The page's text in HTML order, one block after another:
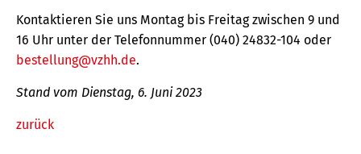
Kontaktieren Sie uns Montag bis Freitag zwischen 9 und
16 Uhr unter der Telefonnummer (040) 24832-104 oder
bestellung@vzhh.de.
Stand vom Dienstag, 6. Juni 2023
zurück